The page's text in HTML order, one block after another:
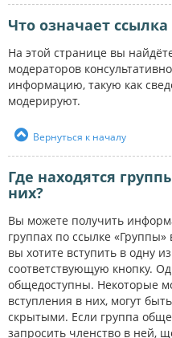
Что означает
На этой странице вы
модераторов
информацию, такую как
модерируют.
Вернуться к началу
Где находятся
них?
Вы можете получить
группах по ссылке
вы хотите вступить в одну
соответствующую кнопку.
общедоступны. Некоторые
вступления в них, могут
скрытыми. Если группа
запросить членство в ней,